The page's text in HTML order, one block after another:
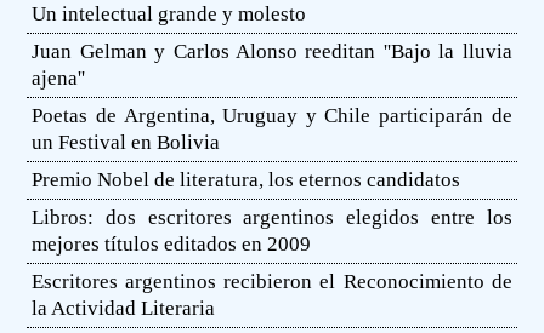
Un intelectual grande y molesto
Juan Gelman y Carlos Alonso reeditan ''Bajo la lluvia
ajena''
Poetas de Argentina, Uruguay y Chile participarán de
un Festival en Bolivia
Premio Nobel de literatura, los eternos candidatos
Libros: dos escritores argentinos elegidos entre los
mejores títulos editados en 2009
Escritores argentinos recibieron el Reconocimiento de
la Actividad Literaria